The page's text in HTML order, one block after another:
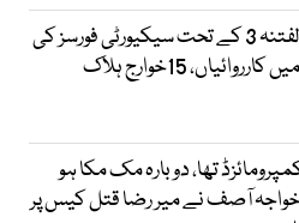
آپریشن ردالفتنہ 3 کے تحت سیکیورٹی فورسز کی
15خوارج ہلاک
تھا، دوبارہ مک مکا ہو
آصف نے میر رضا قتل کیس پر